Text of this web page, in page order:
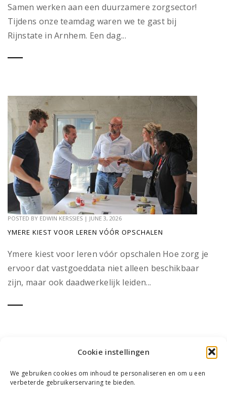
Cookie instellingen
We gebruiken cookies om inhoud te personaliseren en om u een
verbeterde gebruikerservaring te bieden.
Samen werken aan een duurzamere zorgsector!
Tijdens onze teamdag waren we te gast bij
Rijnstate in Arnhem. Een dag...
POSTED BY EDWIN KERSSIES | JUNE 3, 2026
YMERE KIEST VOOR LEREN VÓÓR OPSCHALEN
Ymere kiest voor leren vóór opschalen Hoe zorg je
ervoor dat vastgoeddata niet alleen beschikbaar
zijn, maar ook daadwerkelijk leiden...
WIE WE ZIJN ONS TEAM